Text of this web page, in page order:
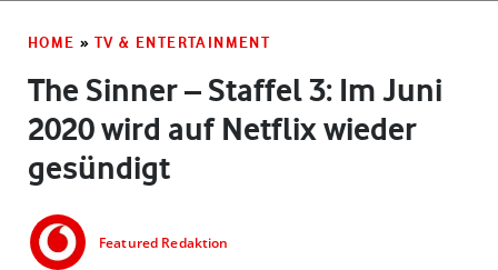
HOME » TV & ENTERTAINMENT
The Sinner – Staffel 3: Im Juni
2020 wird auf Netflix wieder
gesündigt
Featured Redaktion